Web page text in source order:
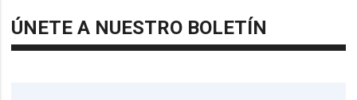
ÚNETE A NUESTRO BOLETÍN